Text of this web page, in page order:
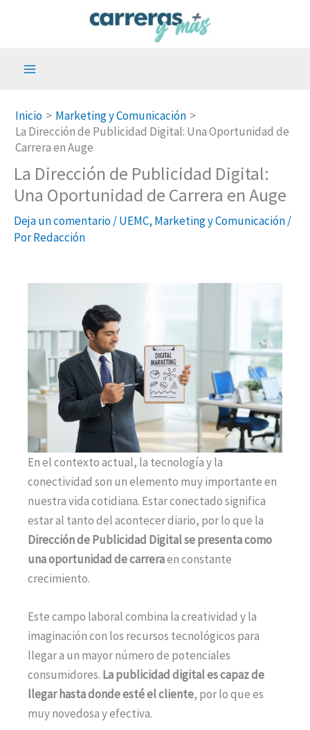
Inicio
Marketing y Comunicación
La Dirección de Publicidad Digital: Una Oportunidad de
Carrera en Auge
La Dirección de Publicidad Digital:
Una Oportunidad de Carrera en Auge
Deja un comentario/UEMC, Marketing y Comunicación/
PorRedacción
En el contexto actual, la tecnología y la
conectividad son un elemento muy importante en
nuestra vida cotidiana. Estar conectado significa
estar al tanto del acontecer diario, por lo que la
Dirección de Publicidad Digital se presenta como
una oportunidad de carreraen constante
crecimiento.
Este campo laboral combina la creatividad y la
imaginación con los recursos tecnológicos para
llegar a un mayor número de potenciales
consumidores. La publicidad digital es capaz de
llegar hasta donde esté el cliente, por lo que es
muy novedosa y efectiva.